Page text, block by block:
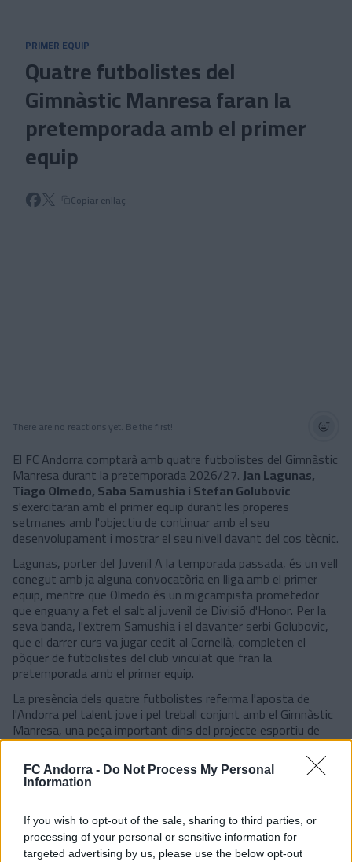
FC Andorra - Do Not Process My Personal
Information
If you wish to opt-out of the sale, sharing to third parties, or
processing of your personal or sensitive information for
targeted advertising by us, please use the below opt-out
PRIMER EQUIP
Quatre futbolistes del
Gimnàstic Manresa faran la
pretemporada amb el primer
equip
Copiar enllaç
There are no reactions yet. Be the first!
El FC Andorra comptarà amb quatre futbolistes del Gimnàstic
Manresa durant la pretemporada 2026/27. Jan Lagunas,
Tiago Olmedo, Saba Samushia i Stefan Golubovic
s'exercitaran amb el primer equip durant les properes
setmanes amb l'objectiu de continuar amb el seu
desenvolupament i mostrar el seu nivell davant del cos tècnic.
Lagunas, porter del Juvenil A la temporada passada, és un vell
conegut amb ja alguna convocatòria en lliga amb el primer
equip, mentre que Olmedo és un migcampista prometedor
que enguany a fet el salt al juvenil de Divisió d'Honor. Per la
seva banda, l'extrem Samushia i el davanter serbi Golubovic,
que el darrer curs va jugar cedit al Cornellà, completen el
pòquer de futbolistes del club vinculat que fran la
pretemporada amb el primer equip.
La presència dels quatre futbolistes referma l'aposta de
l'Andorra pel talent jove i pel treball conjunt amb el Gimnàstic
Manresa, una peça important dins del projecte esportiu de
l'entitat. Aquesta oportunitat permetrà als jugadors conèixer
de primera mà les exigències del futbol professional i
competir per guanyar-se un lloc durant la preparació de la
nova temporada.
La pretemporada es converteix així en un nou escenari perquè
els futbolistes amb projecció puguin continuar creixent i fer
un pas endavant en la seva trajectòria dins del club.